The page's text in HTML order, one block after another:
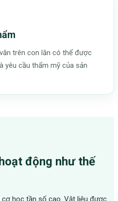
trên con lăn có thể được
yêu cầu thẩm mỹ của sản
động như thế
học tần số cao. Vật liệu được